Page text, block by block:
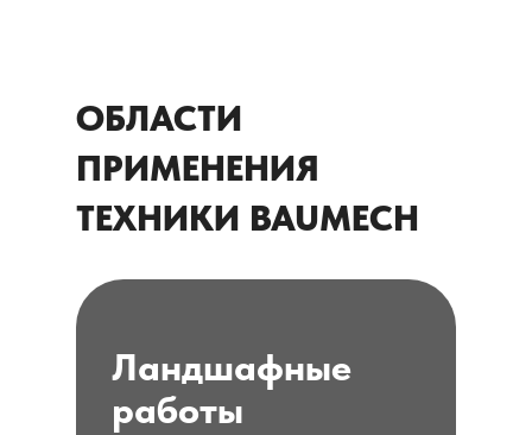
ОБЛАСТИ
ПРИМЕНЕНИЯ
ТЕХНИКИ BAUMECH
Ландшафные
работы